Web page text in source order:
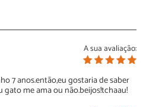
A sua avaliação:
7 anos.então,eu gostaria de saber
me ama ou não.beijos!tchaau!